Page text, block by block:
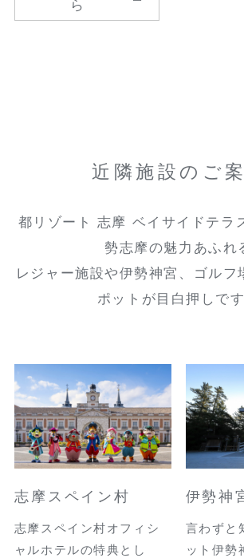
ら
近隣施設のご
都リゾート 志摩 ベイサイドテラ
勢志摩の魅力あふれ
レジャー施設や伊勢神宮、ゴルフ
ポットが目白押しです
志摩スペイン村
志摩スペイン村オフィシ
ャルホテルの特典とし
伊勢神
言わずと
ット伊勢